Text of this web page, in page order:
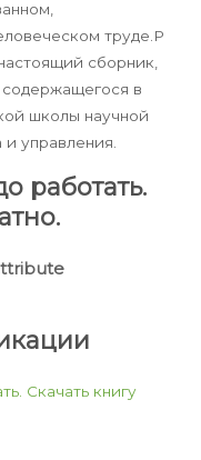
труде.Р
сборник,
в
школы научной
и управления.
работать.
Скачать книгу